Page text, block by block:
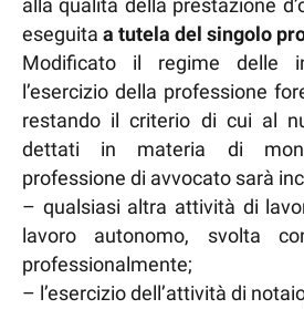
alla qualità della prestazione
eseguita a tutela del singolo
Modificato il regime delle
l’esercizio della professione
restando il criterio di cui al
dettati in materia di
professione di avvocato sarà
– qualsiasi altra attività di
lavoro autonomo, svolta
professionalmente;
– l’esercizio dell’attività di